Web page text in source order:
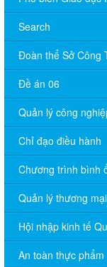
Search
Đoàn thể Sở Công
Đề án 06
Quản lý công
Chỉ đạo điều hành
Chương trình bình
Quản lý thương mại
Hội nhập kinh tế
An toàn thực phẩm